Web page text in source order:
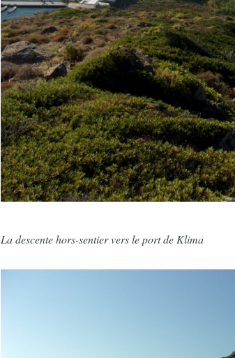
La descente hors-sentier vers le port de Klima